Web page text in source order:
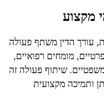
מקצוע
עורך הדין משתף פעולה
מומחים רפואיים,
משפטיים. שיתוף פעולה זה
ותמיכה מקצועית